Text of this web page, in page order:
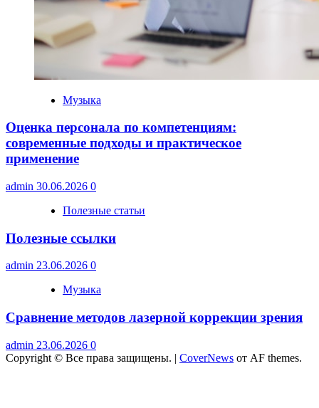
Музыка
Оценка персонала по компетенциям:
современные подходы и практическое
применение
admin 30.06.2026 0
Полезные статьи
Полезные ссылки
admin 23.06.2026 0
Музыка
Сравнение методов лазерной коррекции зрения
admin 23.06.2026 0
Copyright © Все права защищены. | CoverNews от AF themes.